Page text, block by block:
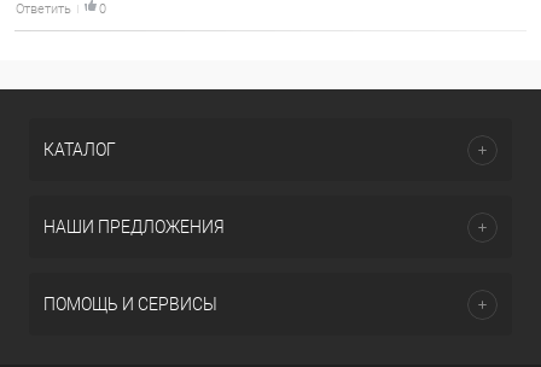
Ответить 0
КАТАЛОГ
НАШИ ПРЕДЛОЖЕНИЯ
ПОМОЩЬ И СЕРВИСЫ